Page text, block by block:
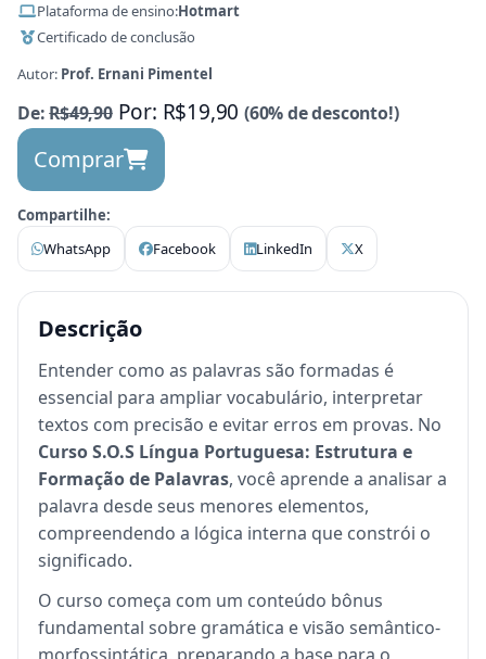
Plataforma de ensino:Hotmart
Certificado de conclusão
Autor: Prof. Ernani Pimentel
De:R$49,90Por: R$19,90(60% de desconto!)
Comprar
Compartilhe:
WhatsApp
Facebook LinkedIn X
Descrição
Entender como as palavras são formadas é
essencial para ampliar vocabulário, interpretar
textos com precisão e evitar erros em provas. No
Curso S.O.S Língua Portuguesa: Estrutura e
Formação de Palavras, você aprende a analisar a
palavra desde seus menores elementos,
compreendendo a lógica interna que constrói o
significado.
O curso começa com um conteúdo bônus
fundamental sobre gramática e visão semântico-